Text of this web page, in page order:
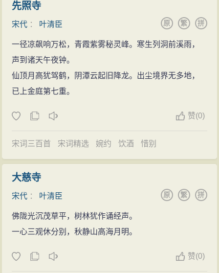
先照寺
宋代 ： 叶清臣 拼
繁
原
一径凉飙响万松，青霞紫雾秘灵峰。寒生列洞前溪雨，
声到诸天午夜钟。
仙顶月高犹驾鹤，阴潭云起旧降龙。出尘境界无多地，
已上金庭第七重。
赞(0)
宋词三百首 宋词精选 婉约 饮酒 惜别
大慈寺
宋代 ： 叶清臣 拼
繁
原
佛陇光沉茂草平，树林犹作诵经声。
一心三观休分别，秋静山高海月明。
赞(0)